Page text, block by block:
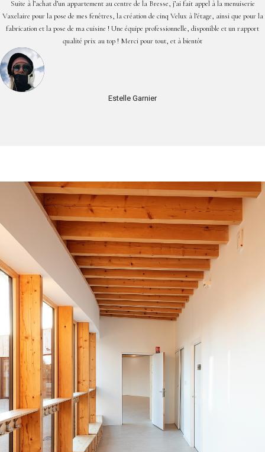
Suite à l’achat d’un appartement au centre de la Bresse, j’ai fait appel à la menuiserie
Vaxelaire pour la pose de mes fenêtres, la création de cinq Velux à l’étage, ainsi que pour la
fabrication et la pose de ma cuisine ! Une équipe professionnelle, disponible et un rapport
qualité prix au top ! Merci pour tout, et à bientôt
Estelle Garnier